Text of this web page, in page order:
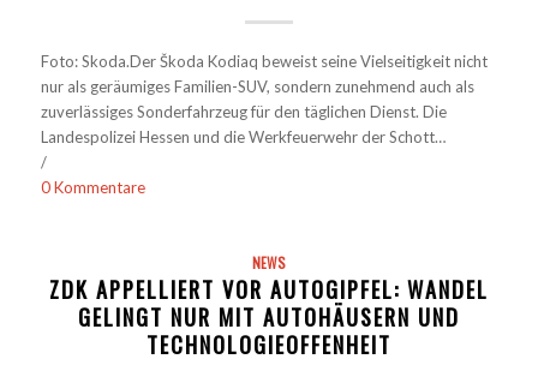
Foto: Skoda.Der Škoda Kodiaq beweist seine Vielseitigkeit nicht
nur als geräumiges Familien-SUV, sondern zunehmend auch als
zuverlässiges Sonderfahrzeug für den täglichen Dienst. Die
Landespolizei Hessen und die Werkfeuerwehr der Schott…
/
0 Kommentare
NEWS
ZDK APPELLIERT VOR AUTOGIPFEL: WANDEL
GELINGT NUR MIT AUTOHÄUSERN UND
TECHNOLOGIEOFFENHEIT